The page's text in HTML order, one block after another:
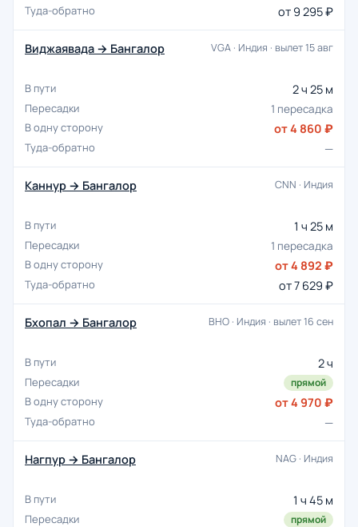
от 9 295 ₽
Виджаявада → Бангалор VGA · Индия · вылет 15 авг
2 ч 25 м
1 пересадка
от 4 860 ₽
—
Каннур → Бангалор CNN · Индия
1 ч 25 м
1 пересадка
от 4 892 ₽
от 7 629 ₽
Бхопал → Бангалор BHO · Индия · вылет 16 сен
2 ч
прямой
от 4 970 ₽
—
Нагпур → Бангалор NAG · Индия
1 ч 45 м
прямой